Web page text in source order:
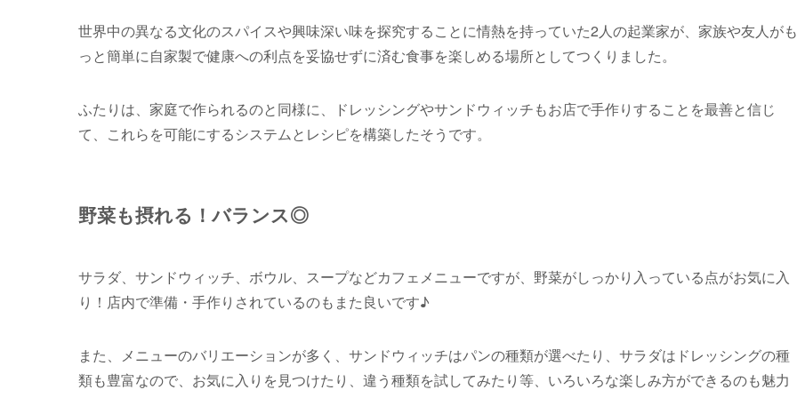
世界中の異なる文化のスパイスや興味深い味を探究することに情熱を持っていた2人の起業家が、家族や友人がも
っと簡単に自家製で健康への利点を妥協せずに済む食事を楽しめる場所としてつくりました。
ふたりは、家庭で作られるのと同様に、ドレッシングやサンドウィッチもお店で手作りすることを最善と信じ
て、これらを可能にするシステムとレシピを構築したそうです。
野菜も摂れる！バランス◎
サラダ、サンドウィッチ、ボウル、スープなどカフェメニューですが、野菜がしっかり入っている点がお気に入
り！店内で準備・手作りされているのもまた良いです♪
また、メニューのバリエーションが多く、サンドウィッチはパンの種類が選べたり、サラダはドレッシングの種
類も豊富なので、お気に入りを見つけたり、違う種類を試してみたり等、いろいろな楽しみ方ができるのも魅力